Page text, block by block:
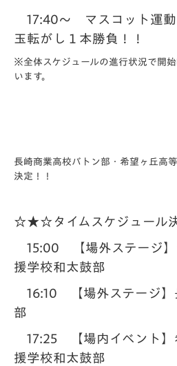
17:40～ マスコット運
玉転がし１本勝負！！
※全体スケジュールの進行状況で開
います。
長崎商業高校バトン部・希望ヶ丘高
決定！！
☆★☆タイムスケジュー
15:00 【場外ステージ】
援学校和太鼓部
16:10 【場外ステージ】
部
17:25 【場内イベント】
援学校和太鼓部